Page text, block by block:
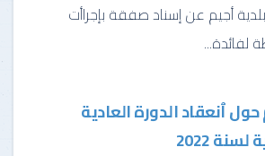
أجيم عن إسناد صفقة بإجراأت
لفائدة...
حول ٱنعقاد الدورة العادية
لسنة 2022